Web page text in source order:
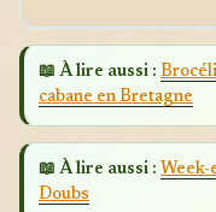
📖 À lire aussi :
cabane en Bretagne
📖 À lire aussi : Week-
Doubs